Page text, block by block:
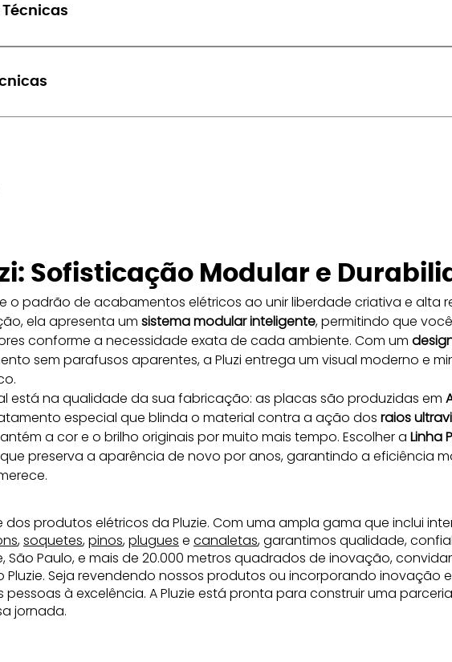
Técnicas
Sofisticação Modular e
o padrão de acabamentos elétricos ao unir liberdade criativa e alta
ela apresenta um sistema modular inteligente, permitindo que
conforme a necessidade exata de cada ambiente. Com um
sem parafusos aparentes, a Pluzi entrega um visual moderno e
está na qualidade da sua fabricação: as placas são produzidas em
especial que blinda o material contra a ação dos raios
a cor e o brilho originais por muito mais tempo. Escolher a Linha
preserva a aparência de novo por anos, garantindo a eficiência
dos produtos elétricos da Pluzie. Com uma ampla gama que inclui
,soquetes,pinos,plugues e canaletas, garantimos qualidade,
São Paulo, e mais de 20.000 metros quadrados de inovação,
Seja revendendo nossos produtos ou incorporando inovação
à excelência. A Pluzie está pronta para construir uma
jornada.